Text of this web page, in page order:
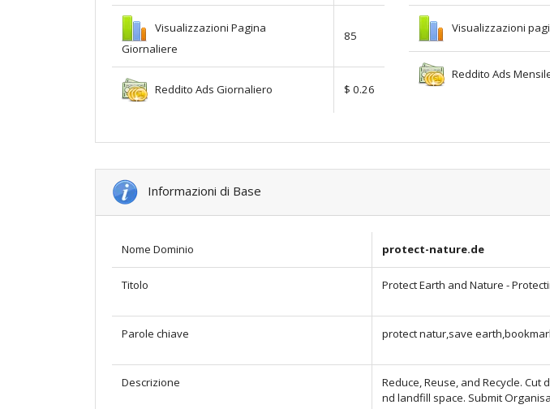
Visualizzazioni Pagina
Giornaliere
85
Reddito Ads Giornaliero $ 0.26
Visualizzazioni
Reddito Ads
Informazioni di Base
Nome Dominio protect-nature.de
Titolo Protect Earth and Nature -
Parole chiave protect natur,save
Descrizione
Reduce, Reuse, and Recycle.
nd landfill space. Submit